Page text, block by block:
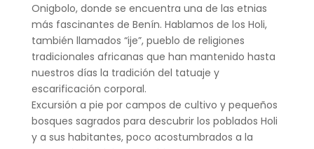
Onigbolo, donde se encuentra una de las etnias
más fascinantes de Benín. Hablamos de los Holi,
también llamados “ije”, pueblo de religiones
tradicionales africanas que han mantenido hasta
nuestros días la tradición del tatuaje y
escarificación corporal.
Excursión a pie por campos de cultivo y pequeños
bosques sagrados para descubrir los poblados Holi
y a sus habitantes, poco acostumbrados a la